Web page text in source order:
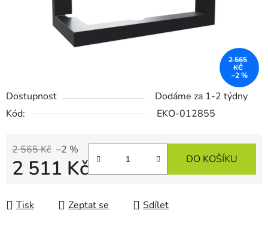
Dostupnost
Dodáme za 1-2 týdny
Kód:
EKO-012855
2 565 Kč –2 %
2 511 Kč DO KOŠÍKU
Tisk Zeptat se Sdílet
2 565
KČ
–2 %